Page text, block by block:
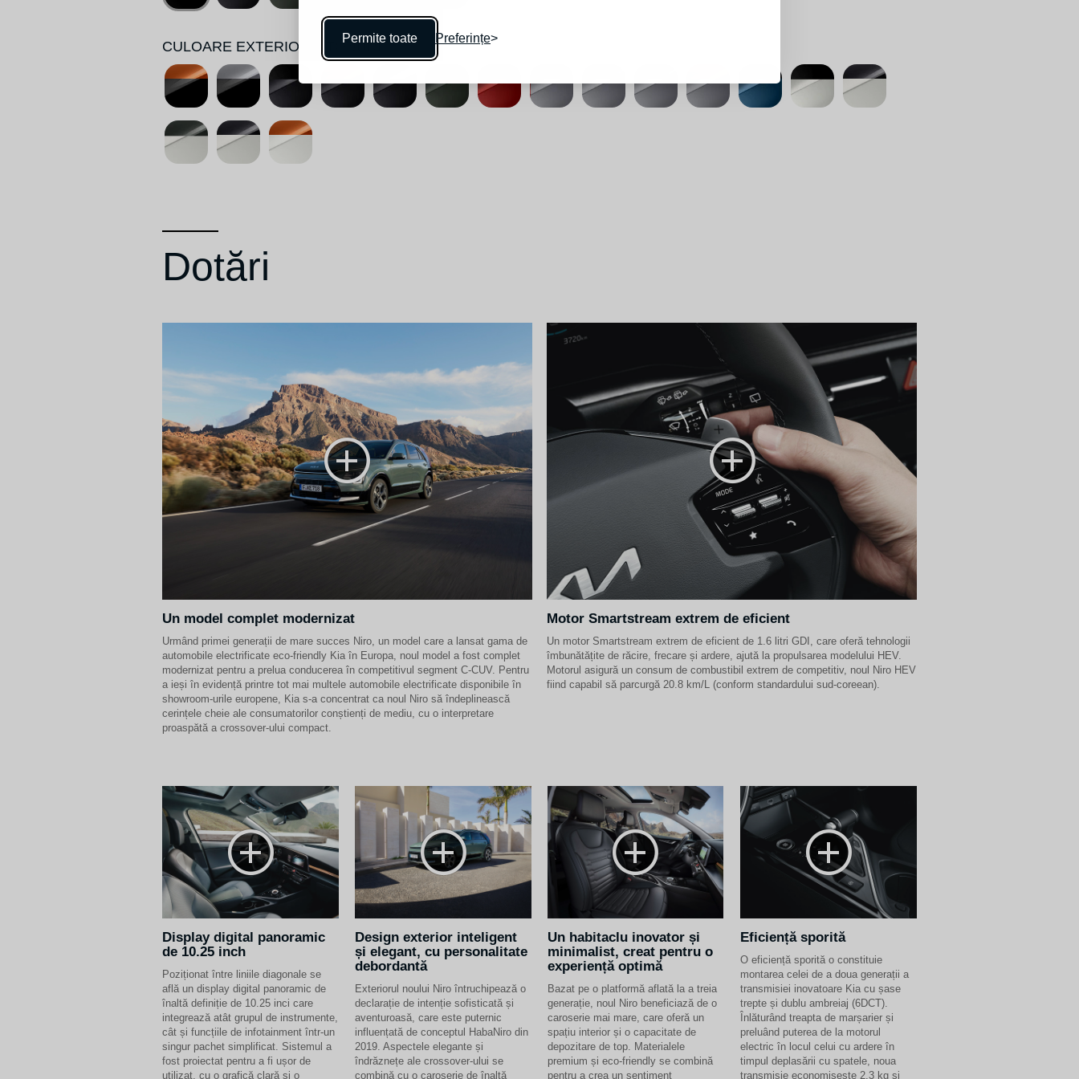
Permite toate Preferințe
CULOARE EXTERIOR 2 TONURI
Dotări
Un model complet modernizat
Urmând primei generații de mare succes Niro, un model care a lansat gama de
automobile electrificate eco-friendly Kia în Europa, noul model a fost complet
modernizat pentru a prelua conducerea în competitivul segment C-CUV. Pentru
a ieși în evidență printre tot mai multele automobile electrificate disponibile în
showroom-urile europene, Kia s-a concentrat ca noul Niro să îndeplinească
cerințele cheie ale consumatorilor conștienți de mediu, cu o interpretare
proaspătă a crossover-ului compact.
Motor Smartstream extrem de eficient
Un motor Smartstream extrem de eficient de 1.6 litri GDI, care oferă tehnologii
îmbunătățite de răcire, frecare și ardere, ajută la propulsarea modelului HEV.
Motorul asigură un consum de combustibil extrem de competitiv, noul Niro HEV
fiind capabil să parcurgă 20.8 km/L (conform standardului sud-coreean).
Display digital panoramic
de 10.25 inch
Poziționat între liniile diagonale se
află un display digital panoramic de
înaltă definiție de 10.25 inci care
integrează atât grupul de instrumente,
cât și funcțiile de infotainment într-un
singur pachet simplificat. Sistemul a
fost proiectat pentru a fi ușor de
utilizat, cu o grafică clară și o
Design exterior inteligent
și elegant, cu personalitate
debordantă
Exteriorul noului Niro întruchipează o
declarație de intenție sofisticată și
aventuroasă, care este puternic
influențată de conceptul HabaNiro din
2019. Aspectele elegante și
îndrăznețe ale crossover-ului se
combină cu o caroserie de înaltă
Un habitaclu inovator și
minimalist, creat pentru o
experiență optimă
Bazat pe o platformă aflată la a treia
generație, noul Niro beneficiază de o
caroserie mai mare, care oferă un
spațiu interior și o capacitate de
depozitare de top. Materialele
premium și eco-friendly se combină
pentru a crea un sentiment
Eficiență sporită
O eficiență sporită o constituie
montarea celei de a doua generații a
transmisiei inovatoare Kia cu șase
trepte și dublu ambreiaj (6DCT).
Înlăturând treapta de marșarier și
preluând puterea de la motorul
electric în locul celui cu ardere în
timpul deplasării cu spatele, noua
transmisie economisește 2.3 kg și